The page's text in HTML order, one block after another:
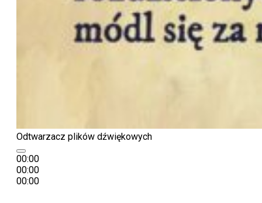
Odtwarzacz plików dźwiękowych
00:00
00:00
00:00